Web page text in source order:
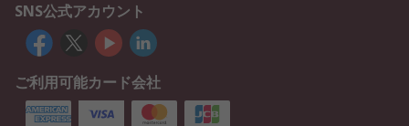
SNS公式アカウント
ご利用可能カード会社